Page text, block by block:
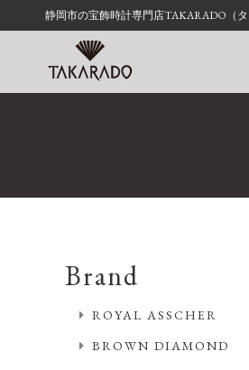
静岡市の宝飾時計専門店TAKARADO（
Brand
ROYAL ASSCHER
BROWN DIAMOND